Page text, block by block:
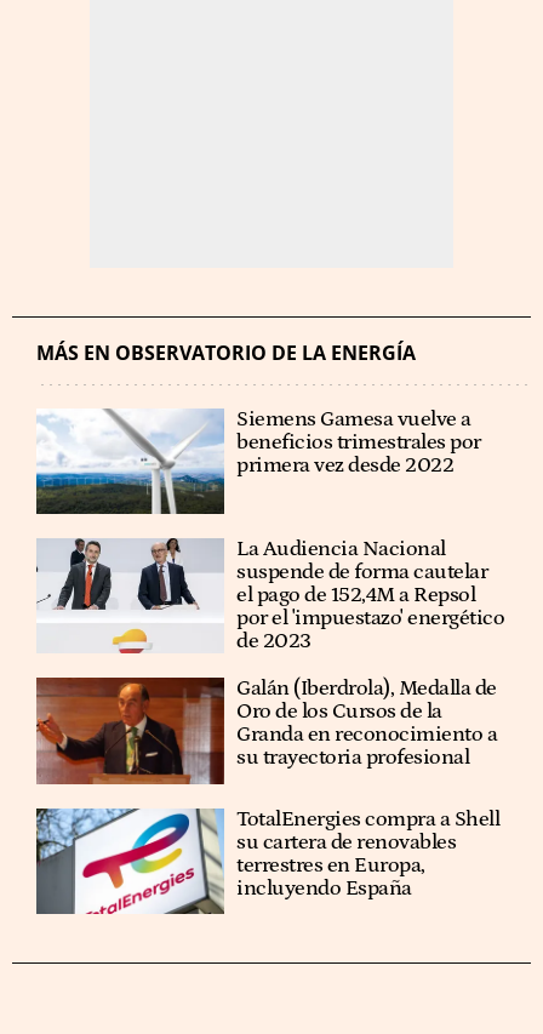
MÁS EN OBSERVATORIO DE LA ENERGÍA
Siemens Gamesa vuelve a
beneficios trimestrales por
primera vez desde 2022
La Audiencia Nacional
suspende de forma cautelar
el pago de 152,4M a Repsol
por el 'impuestazo' energético
de 2023
Galán (Iberdrola), Medalla de
Oro de los Cursos de la
Granda en reconocimiento a
su trayectoria profesional
TotalEnergies compra a Shell
su cartera de renovables
terrestres en Europa,
incluyendo España